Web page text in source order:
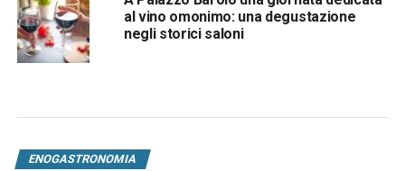
al vino omonimo: una degustazione
negli storici saloni
ENOGASTRONOMIA